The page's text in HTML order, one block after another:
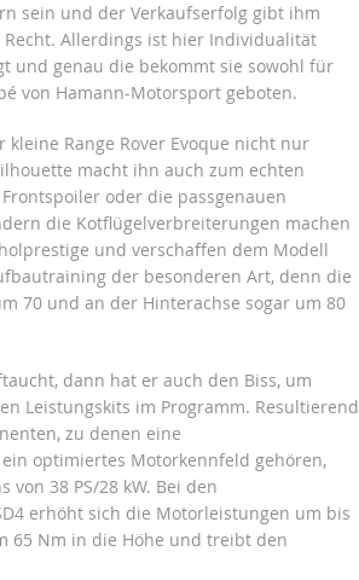
sein und der Verkaufserfolg gibt ihm
Recht. Allerdings ist hier Individualität
und genau die bekommt sie sowohl für
von Hamann-Motorsport geboten.
Range Rover Evoque nicht nur
macht ihn auch zum echten
oder die passgenauen
die Kotflügelverbreiterungen machen
und verschaffen dem Modell
der besonderen Art, denn die
70 und an der Hinterachse sogar um 80
dann hat er auch den Biss, um
Leistungskits im Programm. Resultierend
zu denen eine
optimiertes Motorkennfeld gehören,
38 PS/28 kW. Bei den
erhöht sich die Motorleistungen um bis
65 Nm in die Höhe und treibt den